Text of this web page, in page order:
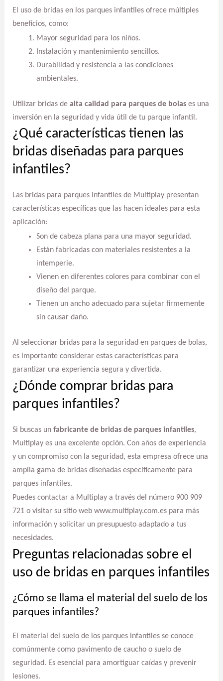
El uso de bridas en los parques infantiles ofrece múltiples
beneficios, como:
Mayor seguridad para los niños.
Instalación y mantenimiento sencillos.
Durabilidad y resistencia a las condiciones
ambientales.
Utilizar bridas de alta calidad para parques de bolases una
inversión en la seguridad y vida útil de tu parque infantil.
¿Qué características tienen las
bridas diseñadas para parques
infantiles?
Las bridas para parques infantiles de Multiplay presentan
características específicas que las hacen ideales para esta
aplicación:
Son de cabeza plana para una mayor seguridad.
Están fabricadas con materiales resistentes a la
intemperie.
Vienen en diferentes colores para combinar con el
diseño del parque.
Tienen un ancho adecuado para sujetar firmemente
sin causar daño.
Al seleccionar bridas para la seguridad en parques de bolas,
es importante considerar estas características para
garantizar una experiencia segura y divertida.
¿Dónde comprar bridas para
parques infantiles?
Si buscas un fabricante de bridas de parques infantiles,
Multiplay es una excelente opción. Con años de experiencia
y un compromiso con la seguridad, esta empresa ofrece una
amplia gama de bridas diseñadas específicamente para
parques infantiles.
Puedes contactar a Multiplay a través del número 900 909
721 o visitar su sitio web www.multiplay.com.es para más
información y solicitar un presupuesto adaptado a tus
necesidades.
Preguntas relacionadas sobre el
uso de bridas en parques infantiles
¿Cómo se llama el material del suelo de los
parques infantiles?
El material del suelo de los parques infantiles se conoce
comúnmente como pavimento de caucho o suelo de
seguridad. Es esencial para amortiguar caídas y prevenir
lesiones.